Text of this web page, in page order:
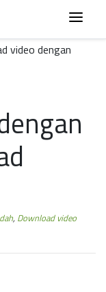
video dengan
, Download video